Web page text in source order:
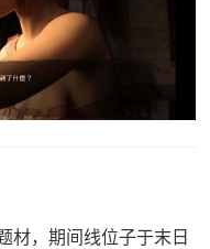
材，期间线位子于末日